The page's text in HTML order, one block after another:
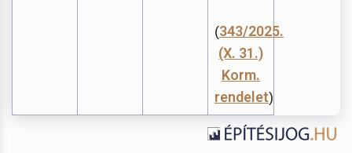
(343/2025.
(X. 31.)
Korm.
rendelet)